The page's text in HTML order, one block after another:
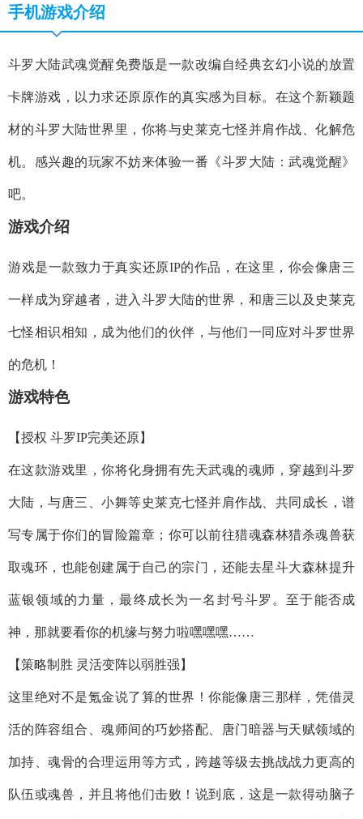
手机游戏介绍
斗罗大陆武魂觉醒免费版是一款改编自经典玄幻小说的放置
卡牌游戏，以力求还原原作的真实感为目标。在这个新颖题
材的斗罗大陆世界里，你将与史莱克七怪并肩作战、化解危
机。感兴趣的玩家不妨来体验一番《斗罗大陆：武魂觉醒》
吧。
游戏介绍
游戏是一款致力于真实还原IP的作品，在这里，你会像唐三
一样成为穿越者，进入斗罗大陆的世界，和唐三以及史莱克
七怪相识相知，成为他们的伙伴，与他们一同应对斗罗世界
的危机！
游戏特色
【授权 斗罗IP完美还原】
在这款游戏里，你将化身拥有先天武魂的魂师，穿越到斗罗
大陆，与唐三、小舞等史莱克七怪并肩作战、共同成长，谱
写专属于你们的冒险篇章；你可以前往猎魂森林猎杀魂兽获
取魂环，也能创建属于自己的宗门，还能去星斗大森林提升
蓝银领域的力量，最终成长为一名封号斗罗。至于能否成
神，那就要看你的机缘与努力啦嘿嘿嘿……
【策略制胜 灵活变阵以弱胜强】
这里绝对不是氪金说了算的世界！你能像唐三那样，凭借灵
活的阵容组合、魂师间的巧妙搭配、唐门暗器与天赋领域的
加持、魂骨的合理运用等方式，跨越等级去挑战战力更高的
队伍或魂兽，并且将他们击败！说到底，这是一款得动脑子